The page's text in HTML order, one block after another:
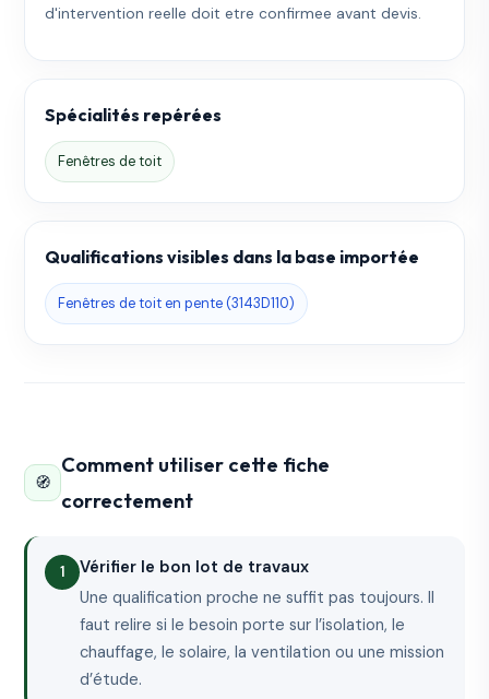
d'intervention reelle doit etre confirmee avant devis.
Spécialités repérées
Fenêtres de toit
Qualifications visibles dans la base importée
Fenêtres de toit en pente (3143D110)
🧭
Comment utiliser cette fiche
correctement
Vérifier le bon lot de travaux
Une qualification proche ne suffit pas toujours. Il
faut relire si le besoin porte sur l’isolation, le
chauffage, le solaire, la ventilation ou une mission
d’étude.